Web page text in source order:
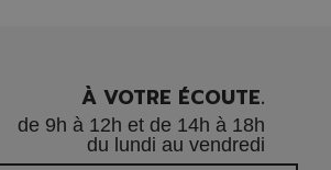
À VOTRE ÉCOUTE.
de 9h à 12h et de 14h à 18h
du lundi au vendredi